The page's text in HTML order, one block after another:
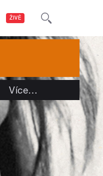
ŽIVĚ
Více…